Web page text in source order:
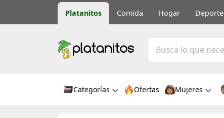
Platanitos Comida Hogar Deporte
Categorías Ofertas Mujeres